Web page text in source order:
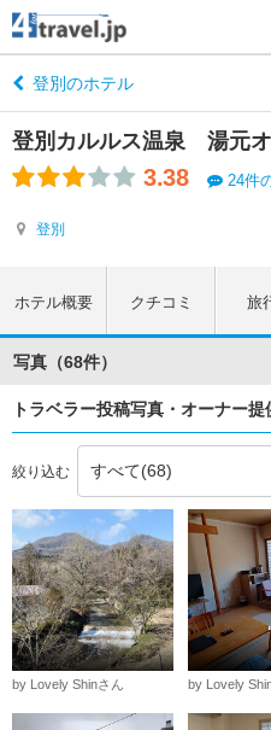
登別のホテル
登別カルルス温泉 湯元
3.38 24件
登別
ホテル概要 クチコミ 旅
写真（68件）
トラベラー投稿写真・オーナー提
絞り込む
by Lovely Shinさん by Lovely